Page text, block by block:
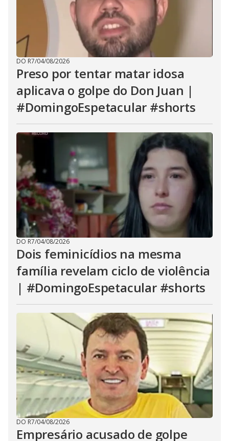
DO R7/04/08/2026
Preso por tentar matar idosa
aplicava o golpe do Don Juan |
#DomingoEspetacular #shorts
DO R7/04/08/2026
Dois feminicídios na mesma
família revelam ciclo de violência
| #DomingoEspetacular #shorts
DO R7/04/08/2026
Empresário acusado de golpe